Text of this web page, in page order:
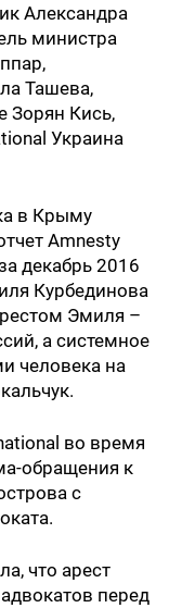
Александра
министра
Ташева,
Зорян Кись,
Украина
в Крыму
Amnesty
декабрь 2016
Курбединова
Эмиля –
а системное
человека на
во время
обращения к
с
что арест
перед